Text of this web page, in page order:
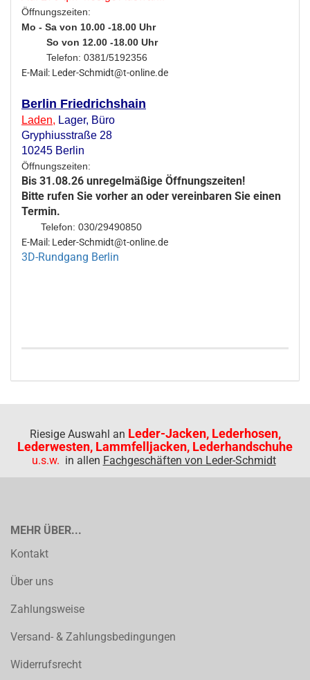
Öffnungszeiten:
Mo - Sa von 10.00 -18.00 Uhr
So von 12.00 -18.00 Uhr
Telefon: 0381/5192356
E-Mail: Leder-Schmidt@t-online.de
Berlin Friedrichshain
Laden, Lager, Büro
Gryphiusstraße 28
10245 Berlin
Öffnungszeiten:
Bis 31.08.26 unregelmäßige Öffnungszeiten!
Bitte rufen Sie vorher an oder vereinbaren Sie einen
Termin.
Telefon: 030/29490850
E-Mail: Leder-Schmidt@t-online.de
3D-Rundgang Berlin
Riesige Auswahl an Leder-Jacken, Lederhosen,
Lederwesten, Lammfelljacken, Lederhandschuhe
u.s.w. in allen Fachgeschäften von Leder-Schmidt
MEHR ÜBER...
Kontakt
Über uns
Zahlungsweise
Versand- & Zahlungsbedingungen
Widerrufsrecht